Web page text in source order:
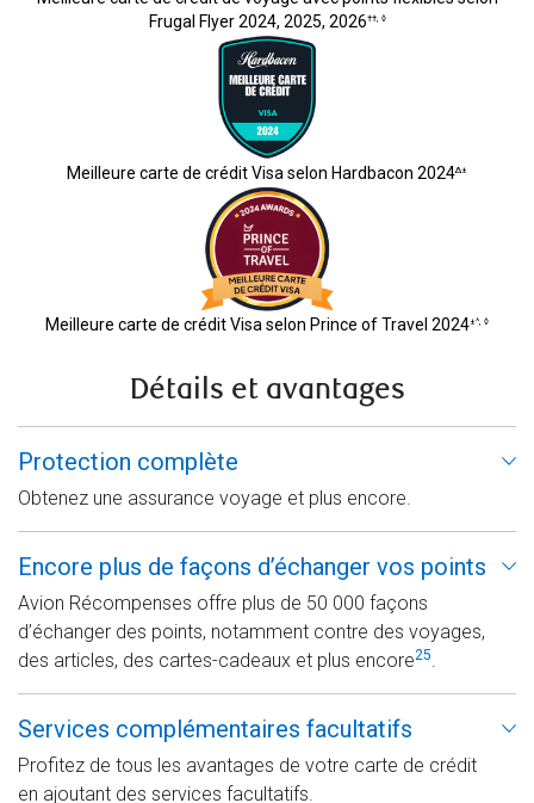
Frugal Flyer 2024, 2025, 2026††, ◊
Meilleure carte de crédit Visa selon Hardbacon 2024Δ±
Meilleure carte de crédit Visa selon Prince of Travel 2024±^, ◊
Détails et avantages
Protection complète
Obtenez une assurance voyage et plus encore.
Encore plus de façons d’échanger vos points
Avion Récompenses offre plus de 50 000 façons
d’échanger des points, notamment contre des voyages,
des articles, des cartes-cadeaux et plus encore25.
Services complémentaires facultatifs
Profitez de tous les avantages de votre carte de crédit
en ajoutant des services facultatifs.